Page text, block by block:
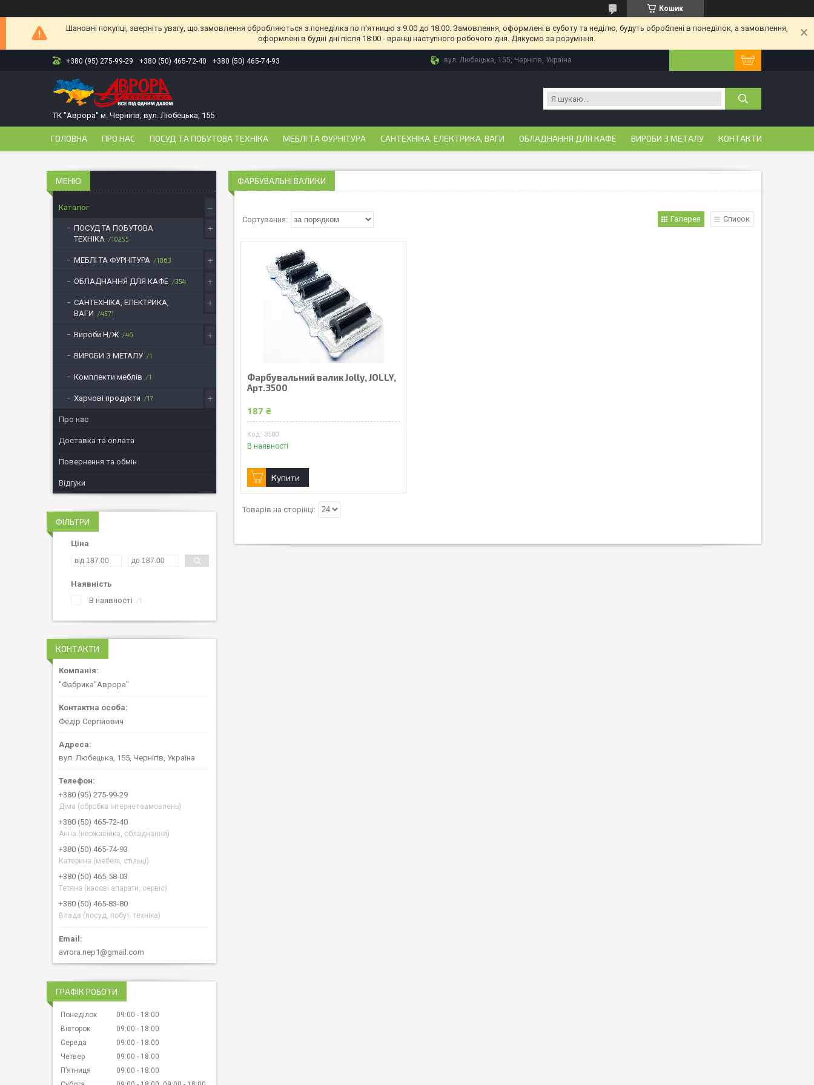
Кошик
Шановні покупці, зверніть увагу, що замовлення обробляються з понеділка по п'ятницю з 9:00 до 18:00. Замовлення, оформлені в суботу та неділю, будуть оброблені в понеділок, а замовлення,
оформлені в будні дні після 18:00 - вранці наступного робочого дня. Дякуємо за розуміння.
+380 (95) 275-99-29 +380 (50) 465-72-40 +380 (50) 465-74-93 вул. Любецька, 155, Чернігів, Україна
ТК "Аврора" м. Чернігів, вул. Любецька, 155
ГОЛОВНА ПРО НАС ПОСУД ТА ПОБУТОВА ТЕХНІКА МЕБЛІ ТА ФУРНІТУРА САНТЕХНІКА, ЕЛЕКТРИКА, ВАГИ ОБЛАДНАННЯ ДЛЯ КАФЕ ВИРОБИ З МЕТАЛУ КОНТАКТИ
ФАРБУВАЛЬНІ ВАЛИКИ
Галерея Список
Фарбувальний валик Jolly, JOLLY,
Арт.3500
187 ₴
3500
В наявності
Купити
Каталог
ПОСУД ТА ПОБУТОВА
ТЕХНІКА
10255
МЕБЛІ ТА ФУРНІТУРА 1863
ОБЛАДНАННЯ ДЛЯ КАФЕ 354
САНТЕХНІКА, ЕЛЕКТРИКА,
ВАГИ
4571
Вироби Н/Ж 46
ВИРОБИ З МЕТАЛУ 1
Комплекти меблів 1
Харчові продукти 17
Про нас
Доставка та оплата
Повернення та обмін
Відгуки
ФІЛЬТРИ
Ціна
Наявність
В наявності
1
КОНТАКТИ
"Фабрика"Аврора"
Федір Сергійович
вул. Любецька, 155, Чернігів, Україна
+380 (95) 275-99-29
Діма (обробка інтернет-замовлень)
+380 (50) 465-72-40
Анна (нержавійка, обладнання)
+380 (50) 465-74-93
Катерина (мебелі, стільці)
+380 (50) 465-58-03
Тетяна (касові апарати, сервіс)
+380 (50) 465-83-80
Влада (посуд, побут. техніка)
avrora.nep1@gmail.com
ГРАФІК РОБОТИ
Понеділок 09:00
18:00
Вівторок
09:00
18:00
Середа
09:00
18:00
Четвер
09:00
18:00
Пʼятниця
09:00
18:00